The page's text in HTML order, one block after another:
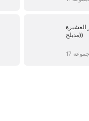
العشيرة
(مدبلج)
مجموعة